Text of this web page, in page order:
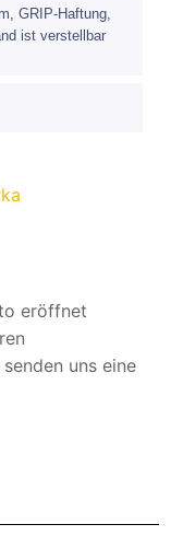
GRIP-Haftung,
ist verstellbar
eröffnet
uns eine